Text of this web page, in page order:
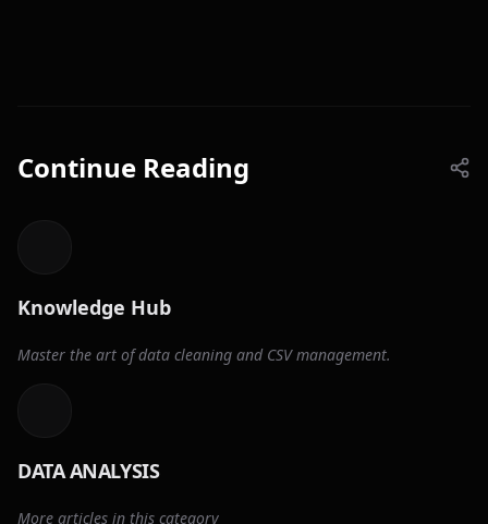
Continue Reading
Knowledge Hub
Master the art of data cleaning and CSV management.
DATA ANALYSIS
More articles in this category